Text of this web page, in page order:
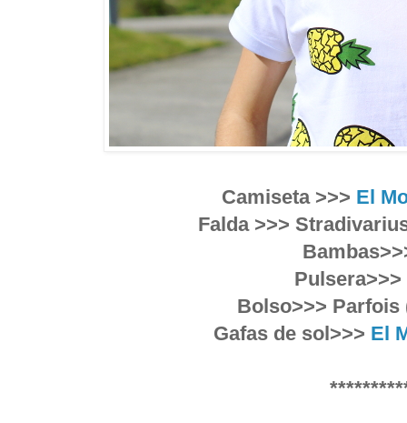
Camiseta >>> El
Falda >>>
Pulsera>>>
Bolso>>> Parfois
Gafas de sol>>> El